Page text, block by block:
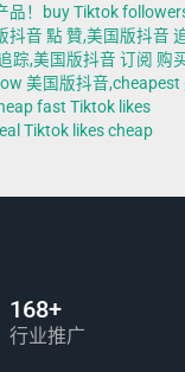
！buy Tiktok
音 點 贊,美国版抖音
,美国版抖音 订阅 购
美国版抖音
fast Tiktok likes
Tiktok likes cheap
168+
行业推广